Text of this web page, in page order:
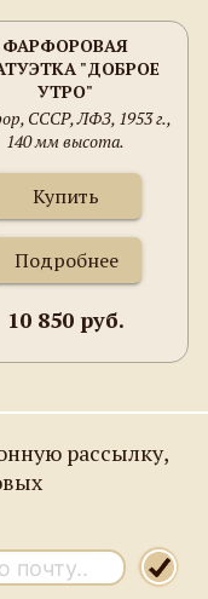
ФАРФОРОВАЯ
"ДОБРОЕ
УТРО"
СССР, ЛФЗ, 1953 г.,
140 мм высота.
Купить
Подробнее
10 850 руб.
рассылку,